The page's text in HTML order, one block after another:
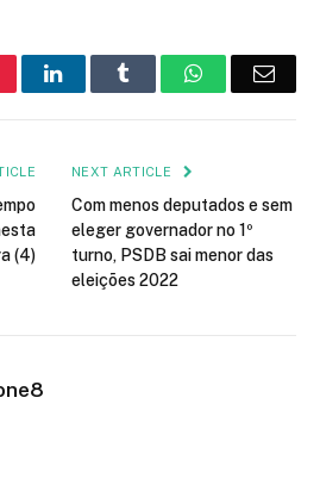
LinkedIn Tumblr WhatsApp
(4)
NEXT ARTICLE
Com menos deputados e sem
eleger governador no 1º
turno, PSDB sai menor das
eleições 2022